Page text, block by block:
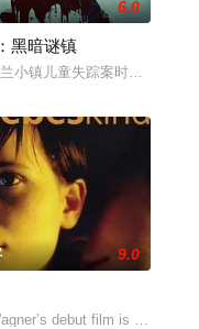
神笔化
他们试图开启向往已久的平
身踏入诡局。他拨开重重
6.0
黑暗谜镇
小镇儿童失踪案时，检察官
位极具
却发现自己不但没有死，反
给斯文、帅气、细心，用
9.0
debut film is a dark,